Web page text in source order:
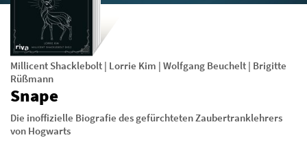
Millicent Shacklebolt | Lorrie Kim | Wolfgang Beuchelt | Brigitte
Rüßmann
Snape
Die inoffizielle Biografie des gefürchteten Zaubertranklehrers
von Hogwarts